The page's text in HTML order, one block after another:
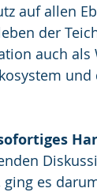
auf allen
der
auch
es